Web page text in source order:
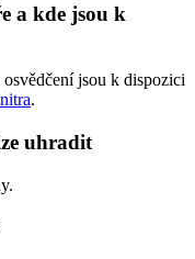
a kde jsou k
jsou k dispozici
.
uhradit